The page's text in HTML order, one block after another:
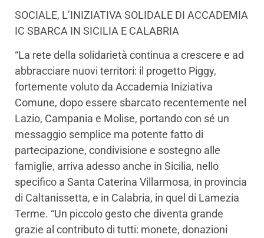
SOCIALE, L’INIZIATIVA SOLIDALE DI ACCADEMIA
IC SBARCA IN SICILIA E CALABRIA
“La rete della solidarietà continua a crescere e ad
abbracciare nuovi territori: il progetto Piggy,
fortemente voluto da Accademia Iniziativa
Comune, dopo essere sbarcato recentemente nel
Lazio, Campania e Molise, portando con sé un
messaggio semplice ma potente fatto di
partecipazione, condivisione e sostegno alle
famiglie, arriva adesso anche in Sicilia, nello
specifico a Santa Caterina Villarmosa, in provincia
di Caltanissetta, e in Calabria, in quel di Lamezia
Terme. “Un piccolo gesto che diventa grande
grazie al contributo di tutti: monete, donazioni